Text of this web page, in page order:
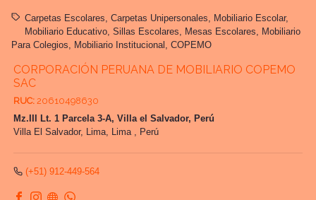
Carpetas Escolares Carpetas Unipersonales
Mobiliario Escolar
Mobiliario Educativo Sillas Escolares Mesas Escolares
Mobiliario
Para Colegios
Mobiliario Institucional COPEMO
CORPORACIÓN PERUANA DE MOBILIARIO COPEMO
SAC
RUC: 20610498630
Mz.III Lt. 1 Parcela 3-A, Villa el Salvador, Perú
Villa El Salvador, Lima, Lima , Perú
(+51) 912-449-564